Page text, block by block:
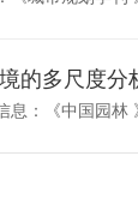
的多尺度
息：《中国园林